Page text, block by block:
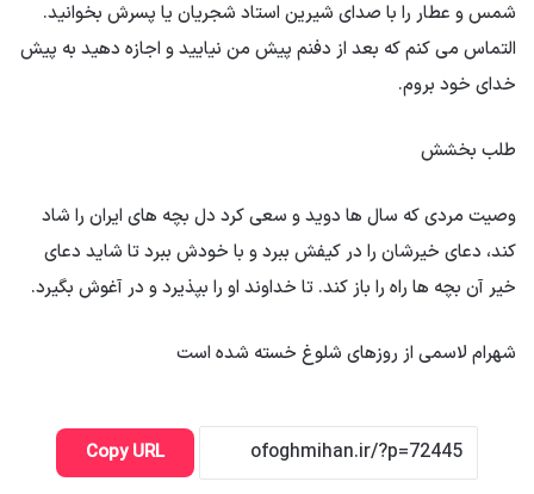
شمس و عطار را با صدای شیرین استاد شجریان یا پسرش بخوانید.
التماس می کنم که بعد از دفنم پیش من نیایید و اجازه دهید به پیش
خدای خود بروم.
طلب بخشش
وصیت مردی که سال ها دوید و سعی کرد دل بچه های ایران را شاد
کند، دعای خیرشان را در کیفش ببرد و با خودش ببرد تا شاید دعای
خیر آن بچه ها راه را باز کند. تا خداوند او را بپذیرد و در آغوش بگیرد.
شهرام لاسمی از روزهای شلوغ خسته شده است
Copy URL